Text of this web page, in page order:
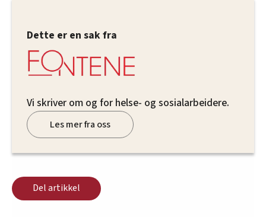
Dette er en sak fra
Vi skriver om og for helse- og sosialarbeidere.
Les mer fra oss
Del artikkel